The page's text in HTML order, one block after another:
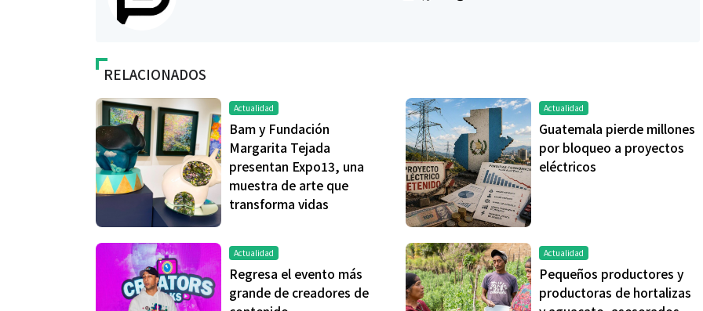
RELACIONADOS
Actualidad
Bam y Fundación
Margarita Tejada
presentan Expo13, una
muestra de arte que
transforma vidas
Actualidad
Guatemala pierde millones
por bloqueo a proyectos
eléctricos
Actualidad
Regresa el evento más
grande de creadores de
Actualidad
Pequeños productores y
productoras de hortalizas